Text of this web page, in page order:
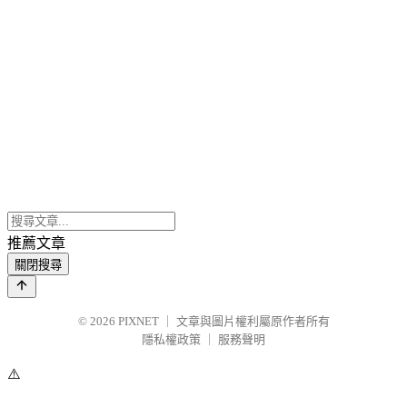
推薦文章
關閉搜尋
© 2026 PIXNET
文章與圖片權利屬原作者所有
隱私權政策
服務聲明
⚠️